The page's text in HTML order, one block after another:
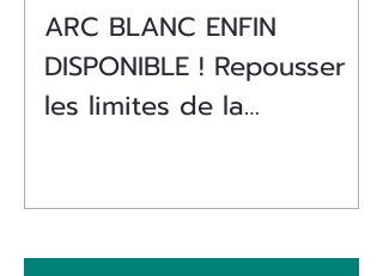
ARC BLANC ENFIN
DISPONIBLE ! Repousser
les limites de la